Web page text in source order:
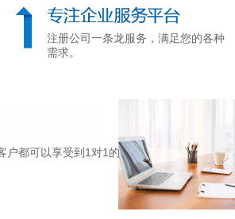
注册公司一条龙服务，满足您的各种
需求。
户都可以享受到1对1的